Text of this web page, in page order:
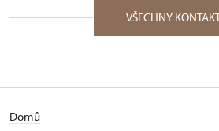
VŠECHNY
Domů